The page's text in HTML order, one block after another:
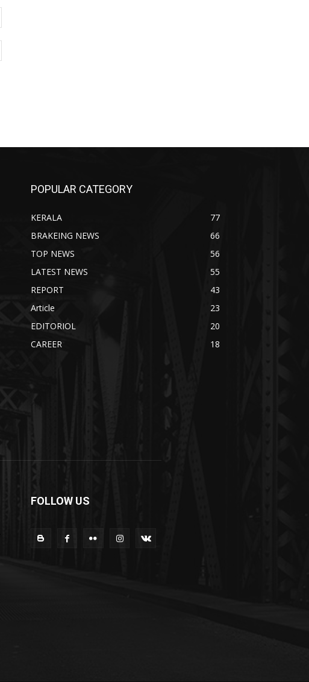
POPULAR CATEGORY
KERALA
77
BRAKEING NEWS
66
TOP NEWS
56
LATEST NEWS
55
REPORT
43
Article
23
EDITORIOL
20
CAREER
18
FOLLOW US